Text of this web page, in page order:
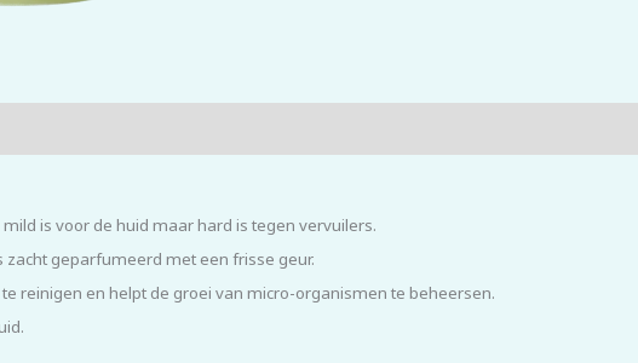
is voor de huid maar hard is tegen vervuilers.
geparfumeerd met een frisse geur.
reinigen en helpt de groei van micro-organismen te beheersen.